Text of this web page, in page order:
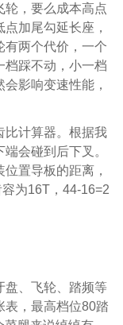
轮，要么成本高点
加尾勾延长座，
有两个代价，一个
档踩不动，小一档
影响变速性能，
比计算器。根据我
会碰到后下叉。
置导板的距离，
为16T，44-16=2
盘、飞轮、踏频等
表，最高档位80踏